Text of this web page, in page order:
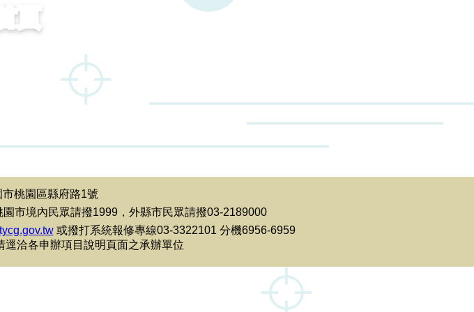
頁
桃園區縣府路1號
市境內民眾請撥1999，外縣市民眾請撥03-2189000
或撥打系統報修專線03-3322101 分機6956-6959
洽各申辦項目說明頁面之承辦單位